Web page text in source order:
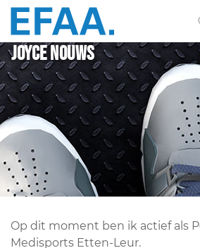
Joyce Nouws
Op dit moment ben ik actief als
Medisports Etten-Leur.